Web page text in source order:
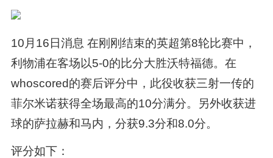
10月16日消息 在刚刚结束的英超第8轮比赛中，
利物浦在客场以5-0的比分大胜沃特福德。在
whoscored的赛后评分中，此役收获三射一传的
菲尔米诺获得全场最高的10分满分。另外收获进
球的萨拉赫和马内，分获9.3分和8.0分。
评分如下：